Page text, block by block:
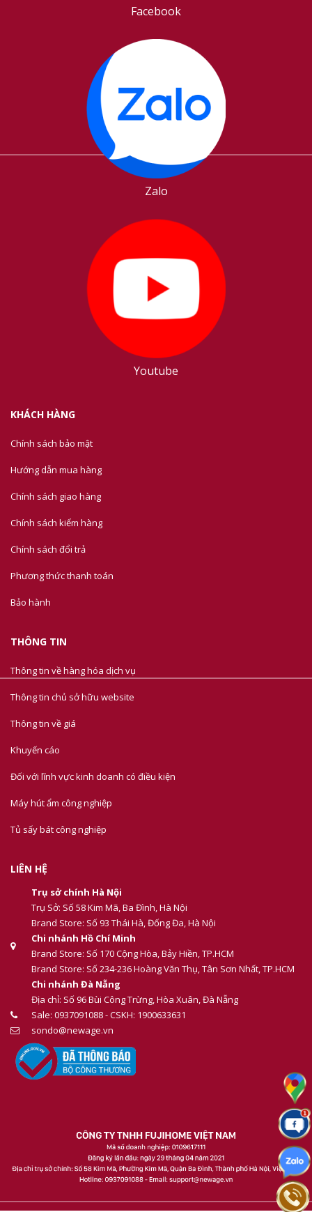
Facebook
Zalo
Youtube
KHÁCH HÀNG
Chính sách bảo mật
Hướng dẫn mua hàng
Chính sách giao hàng
Chính sách kiểm hàng
Chính sách đổi trả
Phương thức thanh toán
Bảo hành
THÔNG TIN
Thông tin về hàng hóa dịch vụ
Thông tin chủ sở hữu website
Thông tin về giá
Khuyến cáo
Đối với lĩnh vực kinh doanh có điều kiện
Máy hút ẩm công nghiệp
Tủ sấy bát công nghiệp
LIÊN HỆ
Trụ sở chính Hà Nội
Trụ Sở: Số 58 Kim Mã, Ba Đình, Hà Nội
Brand Store: Số 93 Thái Hà, Đống Đa, Hà Nội
Chi nhánh Hồ Chí Minh
Brand Store: Số 170 Cộng Hòa, Bảy Hiền, TP.HCM
Brand Store: Số 234-236 Hoàng Văn Thụ, Tân Sơn Nhất, TP.HCM
Chi nhánh Đà Nẵng
Địa chỉ: Số 96 Bùi Công Trừng, Hòa Xuân, Đà Nẵng
Sale: 0937091088 - CSKH: 1900633631
sondo@newage.vn